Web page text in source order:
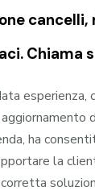
Chiama
esperienza,
ha
la